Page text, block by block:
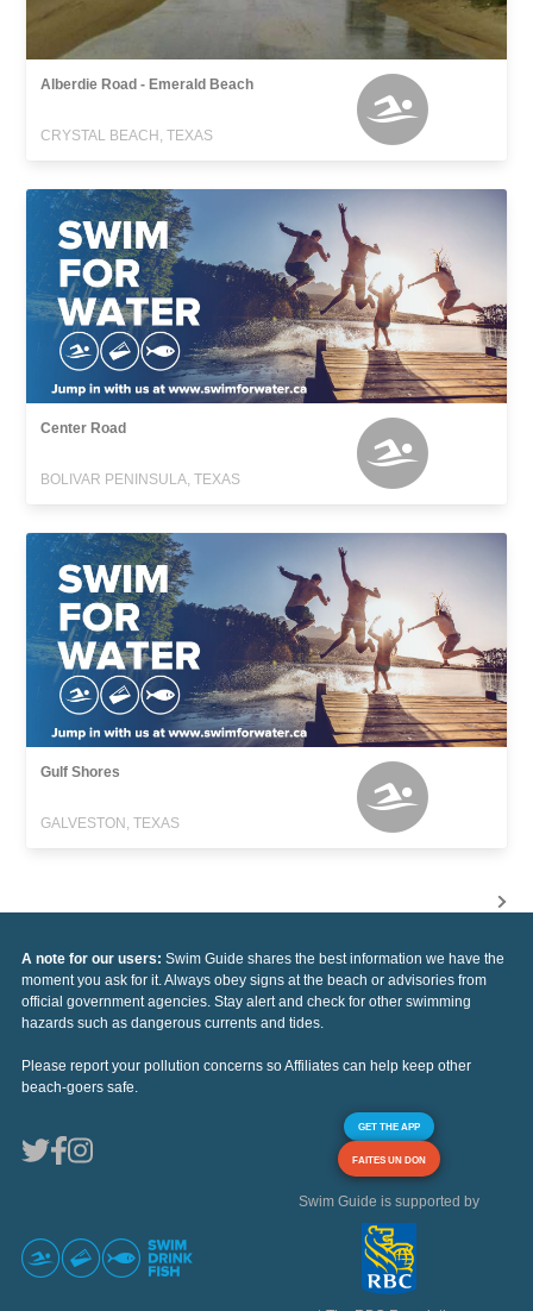
Alberdie Road - Emerald Beach
CRYSTAL BEACH, TEXAS
Center Road
BOLIVAR PENINSULA, TEXAS
Gulf Shores
GALVESTON, TEXAS
A note for our users: Swim Guide shares the best information we have the
moment you ask for it. Always obey signs at the beach or advisories from
official government agencies. Stay alert and check for other swimming
hazards such as dangerous currents and tides.
Please report your pollution concerns so Affiliates can help keep other
beach-goers safe.
GET THE APP
FAITES UN DON
Swim Guide is supported by